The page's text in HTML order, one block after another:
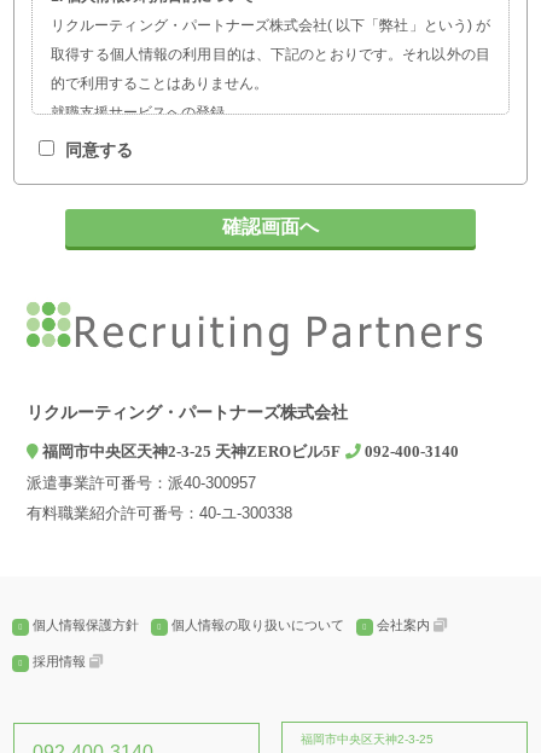
リクルーティング・パートナーズ株式会社( 以下「弊社」という) が
取得する個人情報の利用目的は、下記のとおりです。それ以外の目
的で利用することはありません。
就職支援サービスへの登録
職業紹介、就職・転職に関する情報提供
お問い合わせやご相談への対応
びJISQ：15001などの法令等で認められている場合を除き、個人情
報を第三者に提供することはありません。
弊社は、利用目的の達成に必要な範囲内において個人情報の取扱い
て委託先を選定し、機密保持契約を締結します。委託先に対しては
個人情報の適切な取扱いを監督指導します。
4. 個人情報の開示等の請求について
報窓口」までお知らせください。
5. 個人情報提供の任意性とその結果について
報が提供されない場合、【個人情報の利用目的について】に記載し
同意する
リクルーティング・パートナーズ株式会社
福岡市中央区天神2-3-25 天神ZEROビル5F 092-400-3140
派遣事業許可番号：派40-300957
有料職業紹介許可番号：40-ユ-300338
個人情報保護方針 個人情報の取り扱いについて 会社案内
採用情報
福岡市中央区天神2-3-25